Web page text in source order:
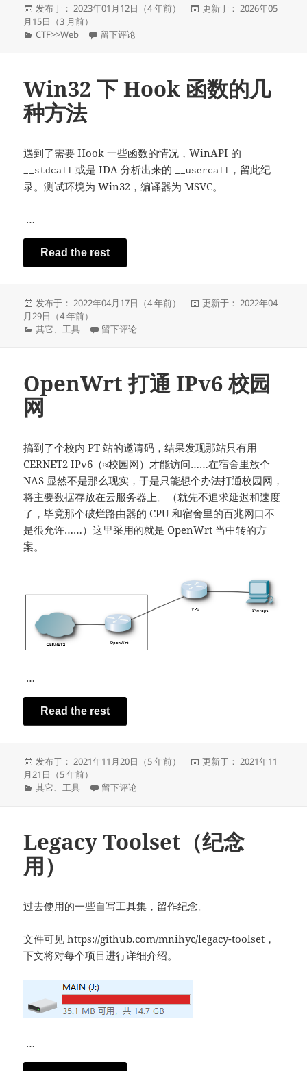
发
布
于
发布于： 2023年01月12日（4 年前）
发
更新于： 2026年05
月15日（3 月前）
分
CTF>>Web 于CTF Web 原创题三道
留下评论
Win32 下 Hook 函数的几
种方法
遇到了需要 Hook 一些函数的情况，WinAPI 的
__stdcall 或是 IDA 分析出来的 __usercall ，留此纪
录。测试环境为 Win32，编译器为 MSVC。
…
Read the rest
发
布
于
发布于： 2022年04月17日（4 年前）
发
更新于： 2022年04
月29日（4 年前）
分
其它 工具 于Win32 下 Hook 函数的几种方法
留下评论
OpenWrt 打通 IPv6 校园
网
搞到了个校内 PT 站的邀请码，结果发现那站只有用
CERNET2 IPv6（≈校园网）才能访问……在宿舍里放个
NAS 显然不是那么现实，于是只能想个办法打通校园网，
将主要数据存放在云服务器上。（就先不追求延迟和速度
了，毕竟那个破烂路由器的 CPU 和宿舍里的百兆网口不
是很允许……）这里采用的就是 OpenWrt 当中转的方
案。
…
Read the rest
发
布
于
发布于： 2021年11月20日（5 年前）
发
更新于： 2021年11
月21日（5 年前）
分
其它 工具 于OpenWrt 打通 IPv6 校园网
留下评论
Legacy Toolset（纪念
用）
过去使用的一些自写工具集，留作纪念。
文件可见https://github.com/mnihyc/legacy-toolset ，
下文将对每个项目进行详细介绍。
…